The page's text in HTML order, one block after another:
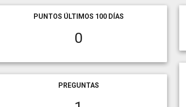
PUNTOS ÚLTIMOS 100 DÍAS
0
PREGUNTAS